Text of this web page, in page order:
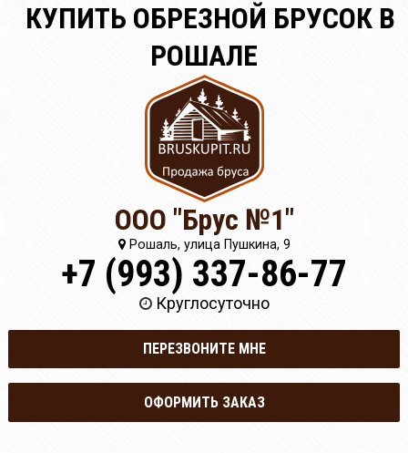
КУПИТЬ ОБРЕЗНОЙ БРУСОК В
РОШАЛЕ
ООО "Брус №1"
Рошаль, улица Пушкина, 9
+7 (993) 337-86-77
Круглосуточно
ПЕРЕЗВОНИТЕ МНЕ
ОФОРМИТЬ ЗАКАЗ